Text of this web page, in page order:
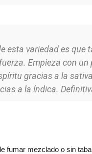
esta variedad es que
Empieza con
gracias a la
a la índica.
fumar mezclado o sin